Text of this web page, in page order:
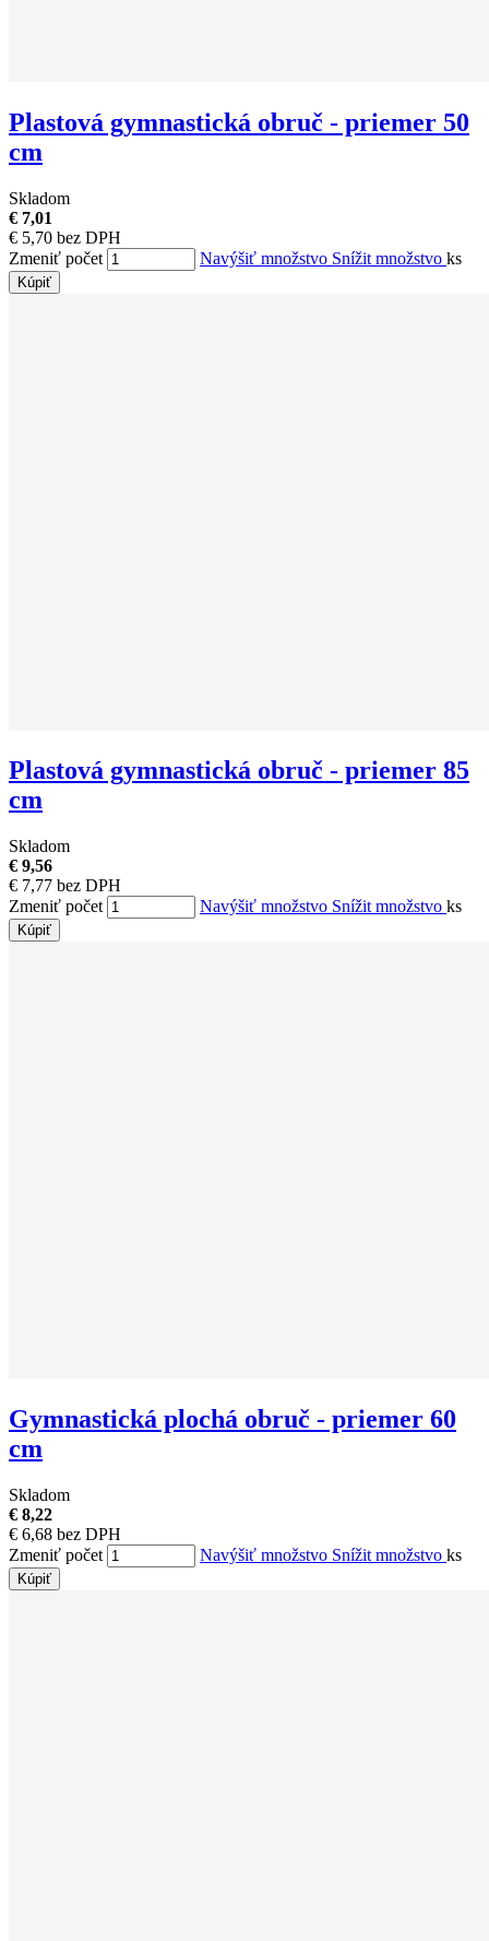
Plastová gymnastická obruč - priemer 50
cm
Skladom
€ 7,01
€ 5,70 bez DPH
Zmeniť počet
Navýšiť množstvo Snížit množstvo ks
Kúpiť
Plastová gymnastická obruč - priemer 85
cm
Skladom
€ 9,56
€ 7,77 bez DPH
Zmeniť počet
Navýšiť množstvo Snížit množstvo ks
Kúpiť
Gymnastická plochá obruč - priemer 60
cm
Skladom
€ 8,22
€ 6,68 bez DPH
Zmeniť počet
Navýšiť množstvo Snížit množstvo ks
Kúpiť